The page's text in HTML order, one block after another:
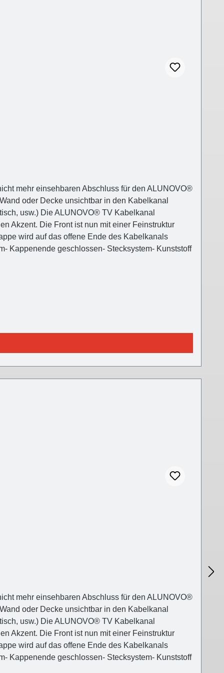
mehr einsehbaren Abschluss für den ALUNOVO®
oder Decke unsichtbar in den Kabelkanal
usw.) Die ALUNOVO® TV Kabelkanal
Akzent. Die Front ist nun mit einer Feinstruktur
wird auf das offene Ende des Kabelkanals
Kappenende geschlossen- Stecksystem- Kunststoff
mehr einsehbaren Abschluss für den ALUNOVO®
oder Decke unsichtbar in den Kabelkanal
usw.) Die ALUNOVO® TV Kabelkanal
Akzent. Die Front ist nun mit einer Feinstruktur
wird auf das offene Ende des Kabelkanals
Kappenende geschlossen- Stecksystem- Kunststoff